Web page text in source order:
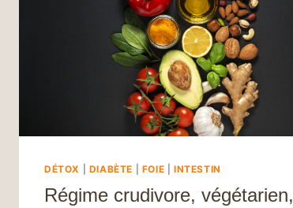
DÉTOX DIABÈTE FOIE INTESTIN
Régime crudivore, végétarien,